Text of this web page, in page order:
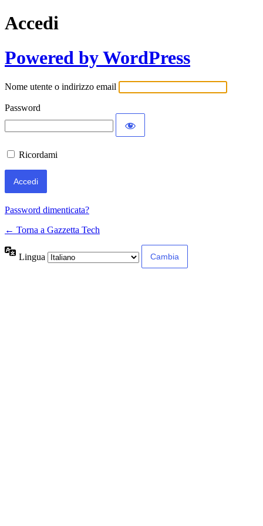
Accedi
Powered by WordPress
Nome utente o indirizzo email
Password
Ricordami
Password dimenticata?
← Torna a Gazzetta Tech
Lingua